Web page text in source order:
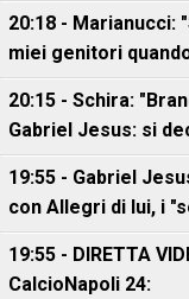
20:18 -
miei genitori
20:15 - Schira:
Gabriel Jesus: si
19:55 - Gabriel
con Allegri di lui, i
19:55 - DIRETTA
CalcioNapoli 24: